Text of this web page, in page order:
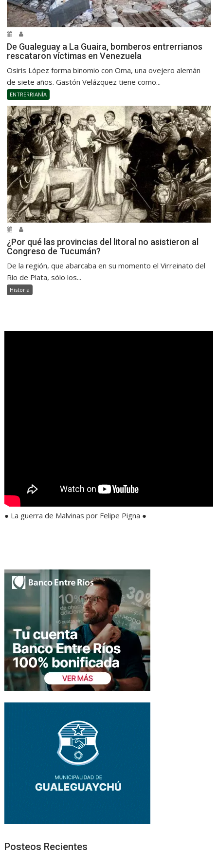
De Gualeguay a La Guaira, bomberos entrerrianos
rescataron víctimas en Venezuela
Osiris López forma binomio con Oma, una ovejero alemán
de siete años. Gastón Velázquez tiene como...
ENTRERRIANÍA
¿Por qué las provincias del litoral no asistieron al
Congreso de Tucumán?
De la región, que abarcaba en su momento el Virreinato del
Río de Plata, sólo los...
Historia
● La guerra de Malvinas por Felipe Pigna ●
Posteos Recientes